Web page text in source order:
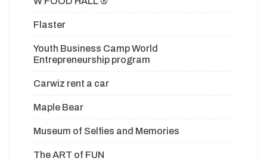
Flaster
Youth Business Camp World
Entrepreneurship program
Carwiz rent a car
Maple Bear
Museum of Selfies and Memories
The ART of FUN